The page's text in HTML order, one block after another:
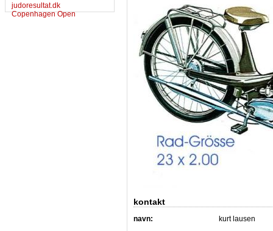
judoresultat.dk
Copenhagen Open
kontakt
navn: kurt lausen